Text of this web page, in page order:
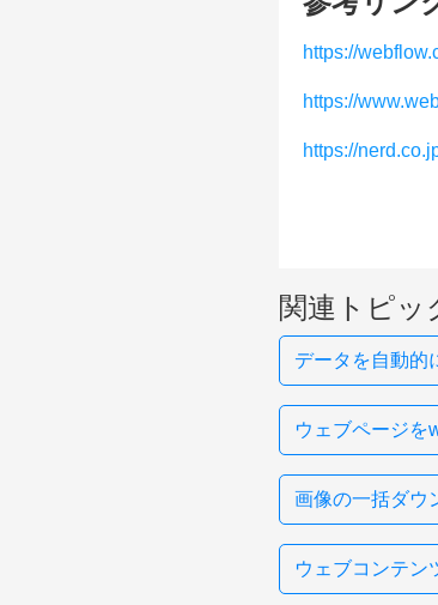
https://
https://
https://
関連トピッ
データを自動的
ウェブページを
画像の一括ダウ
ウェブコンテン